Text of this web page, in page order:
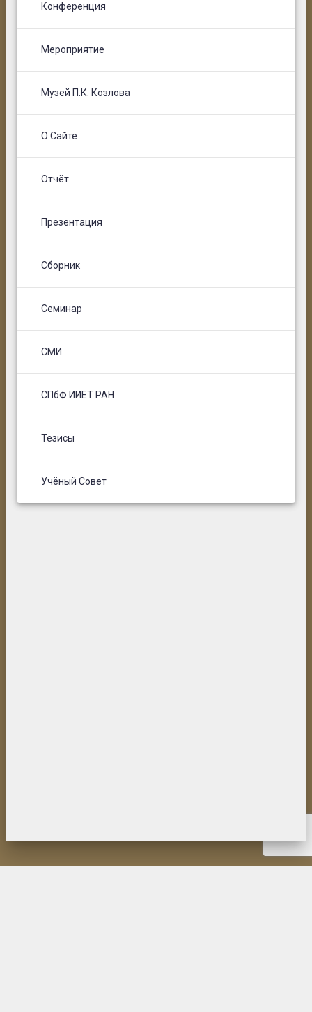
Конференция
Мероприятие
Музей П.К. Козлова
О Сайте
Отчёт
Презентация
Сборник
Семинар
СМИ
СПбФ ИИЕТ РАН
Тезисы
Учёный Совет